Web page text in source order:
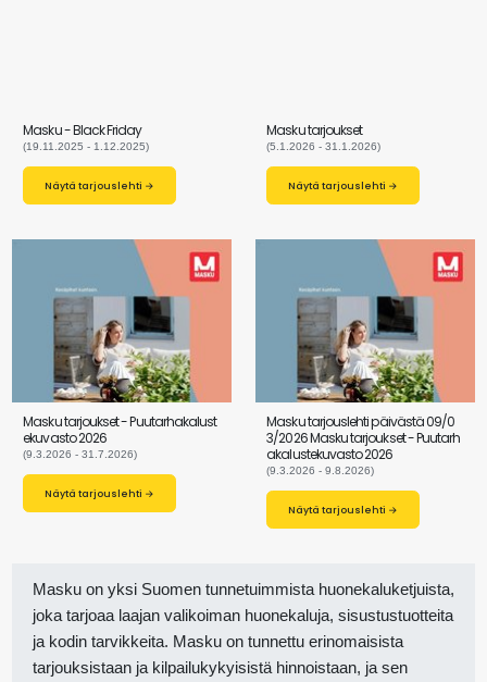
Masku - Black Friday
(19.11.2025 - 1.12.2025)
Näytä tarjouslehti →
Masku tarjoukset
(5.1.2026 - 31.1.2026)
Näytä tarjouslehti →
Masku tarjoukset - Puutarhakalust
ekuvasto 2026
(9.3.2026 - 31.7.2026)
Näytä tarjouslehti →
Masku tarjouslehti päivästä 09/0
3/2026 Masku tarjoukset - Puutarh
akalustekuvasto 2026
(9.3.2026 - 9.8.2026)
Näytä tarjouslehti →
Masku on yksi Suomen tunnetuimmista huonekaluketjuista,
joka tarjoaa laajan valikoiman huonekaluja, sisustustuotteita
ja kodin tarvikkeita. Masku on tunnettu erinomaisista
tarjouksistaan ja kilpailukykyisistä hinnoistaan, ja sen